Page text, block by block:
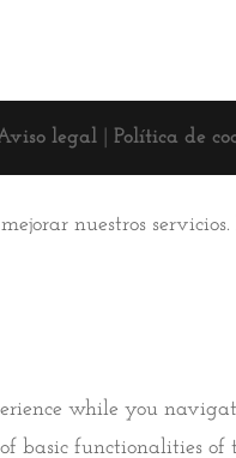
legal| Política de
nuestros
while you
basic functionalities